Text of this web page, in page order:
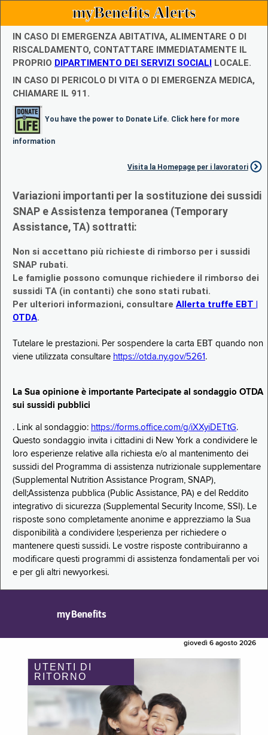
myBenefits Alerts
IN CASO DI EMERGENZA ABITATIVA, ALIMENTARE O DI
RISCALDAMENTO, CONTATTARE IMMEDIATAMENTE IL
PROPRIO DIPARTIMENTO DEI SERVIZI SOCIALI LOCALE.
IN CASO DI PERICOLO DI VITA O DI EMERGENZA MEDICA,
CHIAMARE IL 911.
You have the power to Donate Life. Click here for more
information
Visita la Homepage per i lavoratori
Variazioni importanti per la sostituzione dei sussidi
SNAP e Assistenza temporanea (Temporary
Assistance, TA) sottratti:
Non si accettano più richieste di rimborso per i sussidi
SNAP rubati.
Le famiglie possono comunque richiedere il rimborso dei
sussidi TA (in contanti) che sono stati rubati.
Per ulteriori informazioni, consultare Allerta truffe EBT |
OTDA.
Tutelare le prestazioni. Per sospendere la carta EBT quando non
viene utilizzata consultare https://otda.ny.gov/5261 .
La Sua opinione è importante Partecipate al sondaggio OTDA
sui sussidi pubblici
. Link al sondaggio: https://forms.office.com/g/iXXyiDETtG.
Questo sondaggio invita i cittadini di New York a condividere le
loro esperienze relative alla richiesta e/o al mantenimento dei
sussidi del Programma di assistenza nutrizionale supplementare
(Supplemental Nutrition Assistance Program, SNAP),
dell;Assistenza pubblica (Public Assistance, PA) e del Reddito
integrativo di sicurezza (Supplemental Security Income, SSI). Le
risposte sono completamente anonime e apprezziamo la Sua
disponibilità a condividere l;esperienza per richiedere o
mantenere questi sussidi. Le vostre risposte contribuiranno a
modificare questi programmi di assistenza fondamentali per voi
e per gli altri newyorkesi.
myBenefits
giovedì 6 agosto 2026
UTENTI DI
RITORNO